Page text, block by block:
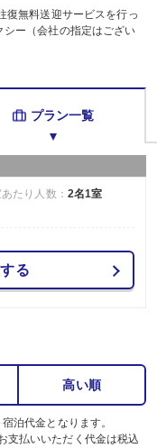
復無料送迎サービスを行っ
ー（会社の指定はござい
プラン一覧
たり人数： 2名1室
る
高い順
泊代金となります。
支払いいただく代金は税込